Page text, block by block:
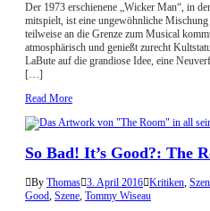
Der 1973 erschienene „Wicker Man“, in
mitspielt, ist eine ungewöhnliche
teilweise an die Grenze zum Musical
atmosphärisch und genießt zurecht
LaBute auf die grandiose Idee, eine
[…]
Read More
So Bad! It’s Good?: The
By Thomas 3. April 2016 Kritiken,
Good, Szene, Tommy Wiseau